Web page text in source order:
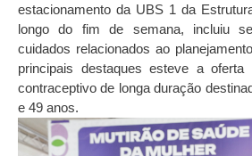
estacionamento da UBS 1 da
longo do fim de semana, incluiu
cuidados relacionados ao
principais destaques esteve a oferta
contraceptivo de longa duração
e 49 anos.